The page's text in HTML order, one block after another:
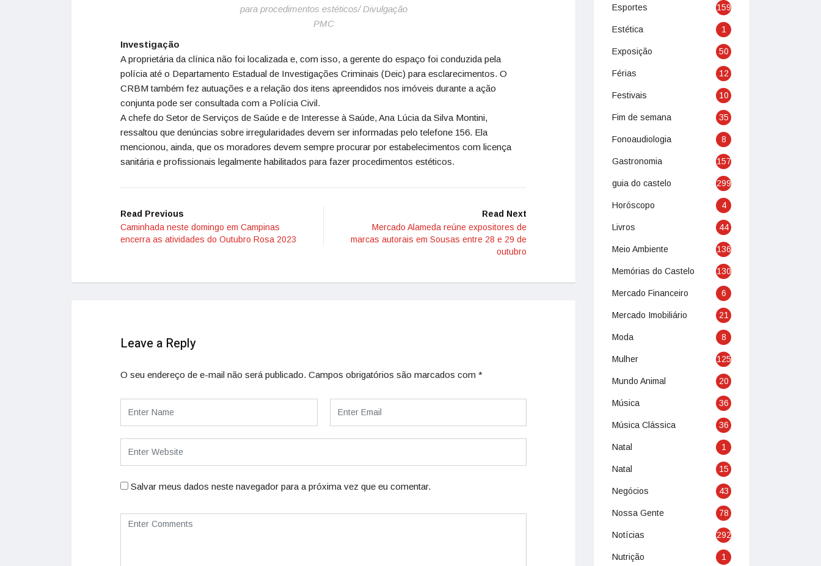
para procedimentos estéticos/ Divulgação
PMC
Investigação
A proprietária da clínica não foi localizada e, com isso, a gerente do espaço foi conduzida pela
polícia até o Departamento Estadual de Investigações Criminais (Deic) para esclarecimentos. O
CRBM também fez autuações e a relação dos itens apreendidos nos imóveis durante a ação
conjunta pode ser consultada com a Polícia Civil.
A chefe do Setor de Serviços de Saúde e de Interesse à Saúde, Ana Lúcia da Silva Montini,
ressaltou que denúncias sobre irregularidades devem ser informadas pelo telefone 156. Ela
mencionou, ainda, que os moradores devem sempre procurar por estabelecimentos com licença
sanitária e profissionais legalmente habilitados para fazer procedimentos estéticos.
Read Previous
Caminhada neste domingo em Campinas
encerra as atividades do Outubro Rosa 2023
Read Next
Mercado Alameda reúne expositores de
marcas autorais em Sousas entre 28 e 29 de
outubro
Leave a Reply
O seu endereço de e-mail não será publicado. Campos obrigatórios são marcados com *
Salvar meus dados neste navegador para a próxima vez que eu comentar.
Esportes 159
Estética 1
Exposição 50
Férias 12
Festivais 10
Fim de semana 35
Fonoaudiologia 8
Gastronomia 157
guia do castelo 299
Horóscopo 4
Livros 44
Meio Ambiente 136
Memórias do Castelo 130
Mercado Financeiro 6
Mercado Imobiliário 21
Moda 8
Mulher 125
Mundo Animal 20
Música 36
Música Clássica 36
Natal 1
Natal 15
Negócios 43
Nossa Gente 78
Notícias 292
Nutrição 1